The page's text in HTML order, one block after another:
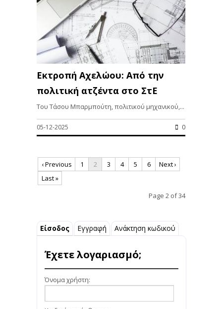
Εκτροπή Αχελώου: Από την
πολιτική ατζέντα στo ΣτΕ
Τoυ Τάσου Μπαρμπούτη, πολιτικού μηχανικού,...
05-12-2025 0
‹ Previous 1 2 3 4 5 6
Next ›
Last »
Page 2 of 34
Είσοδος Εγγραφή Ανάκτηση κωδικού
Έχετε λογαριασμό;
Όνομα χρήστη: